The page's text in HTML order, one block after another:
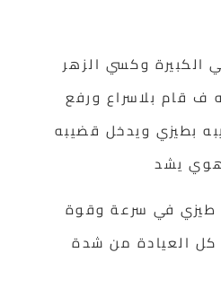
وكسي الزهر
بلاسراع ورفع
ويدخل قضيبه
في سرعة وقوة
من شدة